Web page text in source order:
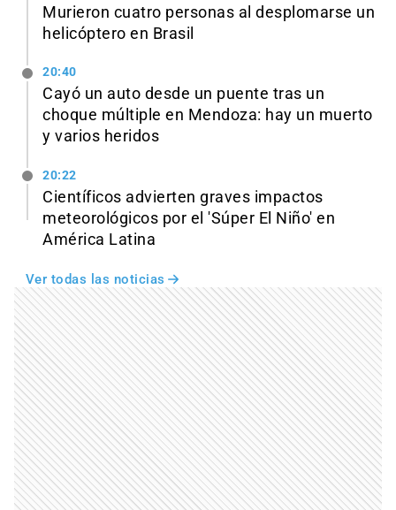
Murieron cuatro personas al desplomarse un
helicóptero en Brasil
20:40
Cayó un auto desde un puente tras un
choque múltiple en Mendoza: hay un muerto
y varios heridos
20:22
Científicos advierten graves impactos
meteorológicos por el 'Súper El Niño' en
América Latina
Ver todas las noticias